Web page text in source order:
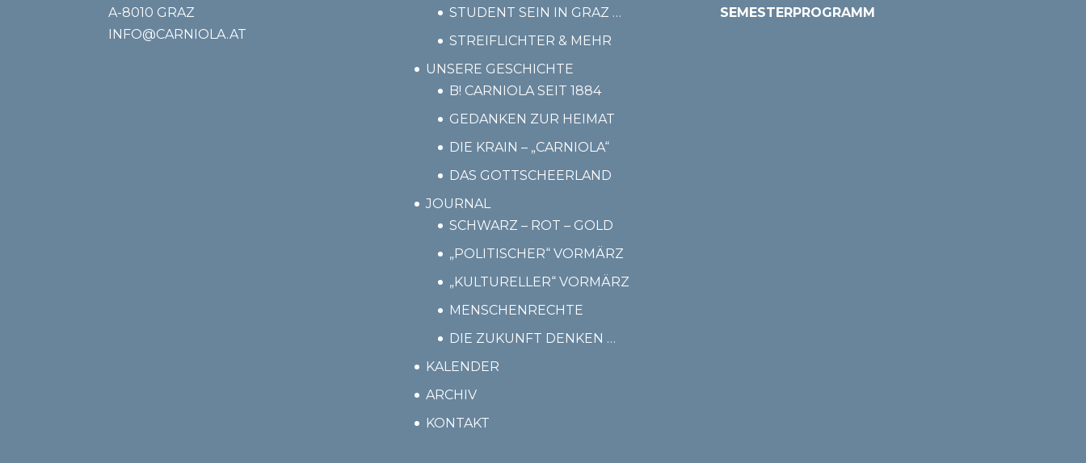
A-8010 GRAZ
INFO@CARNIOLA.AT
STUDENT SEIN IN GRAZ …
STREIFLICHTER & MEHR
UNSERE GESCHICHTE
B! CARNIOLA SEIT 1884
GEDANKEN ZUR HEIMAT
DIE KRAIN – „CARNIOLA“
DAS GOTTSCHEERLAND
JOURNAL
SCHWARZ – ROT – GOLD
„POLITISCHER“ VORMÄRZ
„KULTURELLER“ VORMÄRZ
MENSCHENRECHTE
DIE ZUKUNFT DENKEN …
KALENDER
ARCHIV
KONTAKT
SEMESTERPROGRAMM